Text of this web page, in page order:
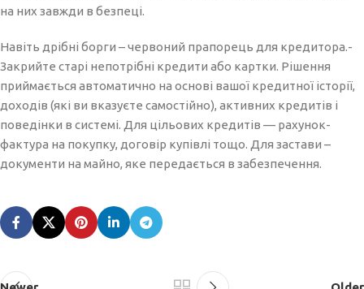
на них завжди в безпеці.
Навіть дрібні борги – червоний прапорець для кредитора.-
Закрийте старі непотрібні кредити або картки. Рішення
приймається автоматично на основі вашої кредитної історії,
доходів (які ви вказуєте самостійно), активних кредитів і
поведінки в системі. Для цільових кредитів — рахунок-
фактура на покупку, договір купівлі тощо. Для застави –
документи на майно, яке передається в забезпечення.